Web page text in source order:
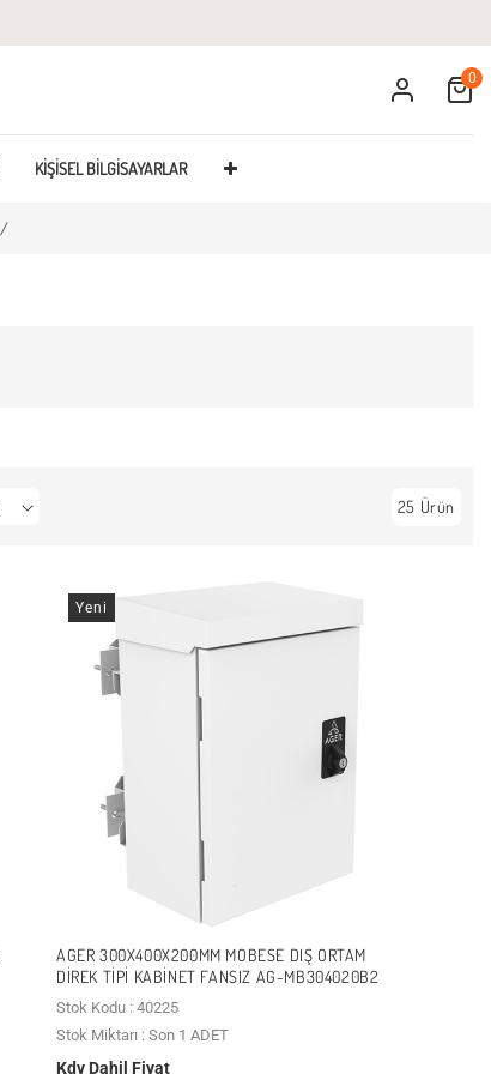
KIŞISEL BILGISAYARLAR
Cart
0
/
25 Ürün
Yeni
AGER 300X400X200MM MOBESE DIŞ ORTAM
DIREK TIPI KABINET FANSIZ AG-MB304020B2
Stok Kodu : 40225
Stok Miktarı : Son 1 ADET
Kdv Dahil Fiyat